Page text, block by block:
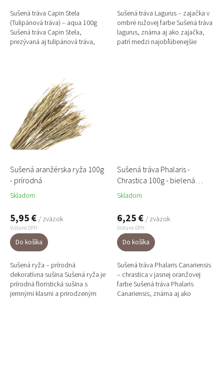
Sušená tráva Capin Stela
(Tulipánová tráva) – aqua 100g
Sušená tráva Capin Stela,
prezývaná aj tulipánová tráva,
Sušená tráva Lagurus – zajačka v
ombré ružovej farbe Sušená tráva
lagurus, známa aj ako zajačka,
patrí medzi najobľúbenejšie
Sušená aranžérska ryža 100g
- prírodná
Skladom
5,95 € / zväzok
Vrátane DPH
Do košíka
Sušená ryža – prírodná
dekoratívna sušina Sušená ryža je
prírodná floristická sušina s
jemnými klasmi a prirodzeným
Sušená tráva Phalaris -
Chrastica 100g - bielená
oranžová
Skladom
6,25 € / zväzok
Vrátane DPH
Do košíka
Sušená tráva Phalaris Canariensis
– chrastica v jasnej oranžovej
farbe Sušená tráva Phalaris
Canariensis, známa aj ako